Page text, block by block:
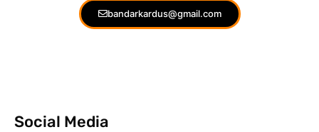
bandarkardus@gmail.com
Social Media